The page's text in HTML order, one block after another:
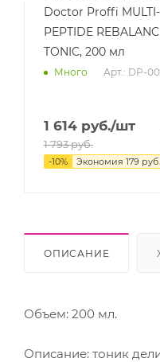
Doctor Proffi MULTI-
PEPTIDE
TONIC, 200 мл
Много Арт.: DP-
1 614руб./шт
1 793руб.
-10% Экономия 179 руб.
ОПИСАНИЕ
Объем: 200 мл.
Описание: тоник